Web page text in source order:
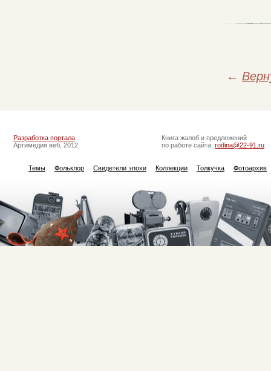
←
Разработка портала
Артимедия веб, 2012
Книга жалоб и предложений
по работе сайта: rodina@22-91.ru
Темы Фольклор Свидетели эпохи Коллекции Толкучка Фотоархив